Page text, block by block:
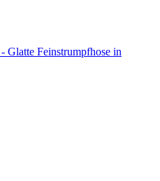
Glatte Feinstrumpfhose in